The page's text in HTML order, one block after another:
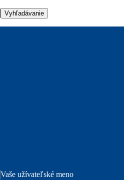
Vaše užívateľské meno